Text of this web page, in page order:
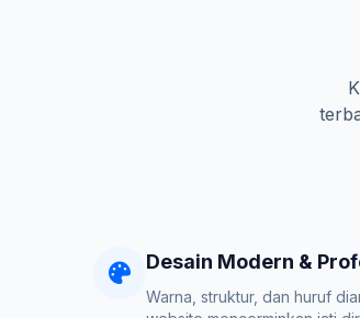
Desain Modern &
Warna, struktur, dan huruf